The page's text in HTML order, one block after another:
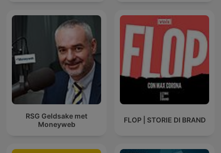
RSG Geldsake met
Moneyweb
FLOP | STORIE DI BRAND